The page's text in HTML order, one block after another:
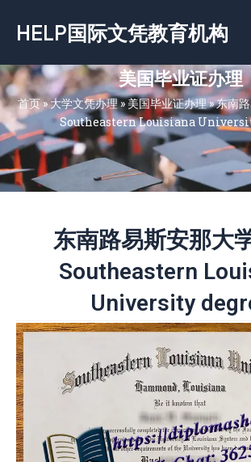
容
HELP国际文凭教育机构
美国毕业证办理
首页»大学文凭办理»美国毕业证办理»东南
Southeastern Louisiana
东南路易斯安那大
Southeastern
University